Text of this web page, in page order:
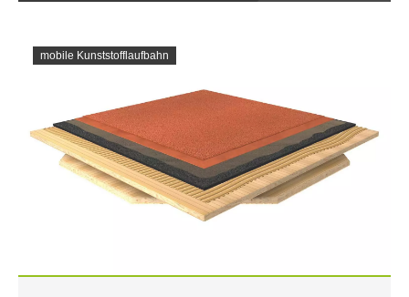
mobile Kunststofflaufbahn